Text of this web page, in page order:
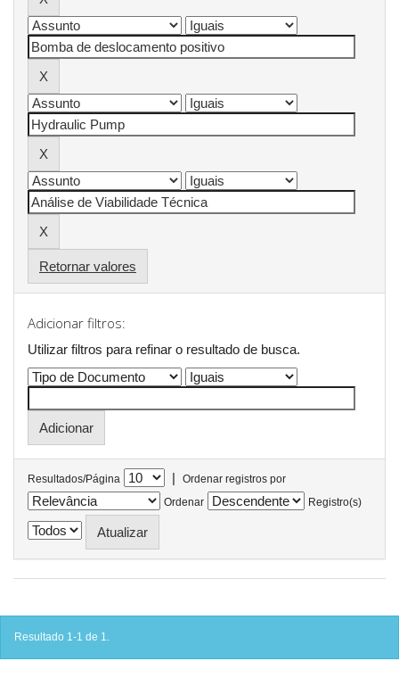
Retornar valores
Adicionar filtros:
Utilizar filtros para refinar o resultado de busca.
Resultados/Página |
Ordenar registros por
Ordenar
Registro(s)
Resultado 1-1 de 1.